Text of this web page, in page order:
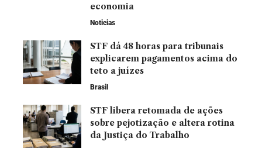
economia
Noticias
STF dá 48 horas para tribunais
explicarem pagamentos acima do
teto a juízes
Brasil
STF libera retomada de ações
sobre pejotização e altera rotina
da Justiça do Trabalho